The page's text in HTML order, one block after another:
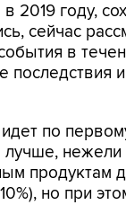
2019 году,
сейчас
в
последствия
по
лучше,
продуктам
но при